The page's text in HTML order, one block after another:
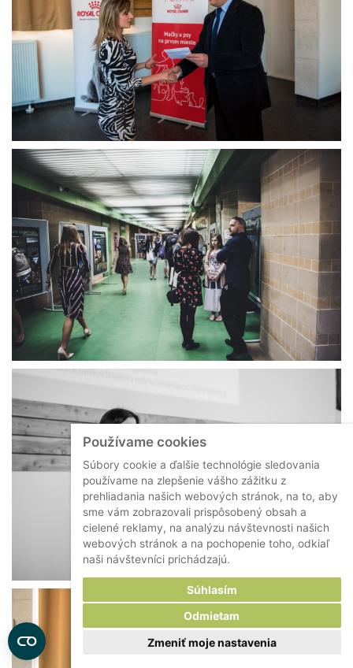
Používame cookies
Súbory cookie a ďalšie technológie sledovania
používame na zlepšenie vášho zážitku z
prehliadania našich webových stránok, na to, aby
sme vám zobrazovali prispôsobený obsah a
cielené reklamy, na analýzu návštevnosti našich
webových stránok a na pochopenie toho, odkiaľ
naši návštevníci prichádzajú.
Súhlasím
Odmietam
Zmeniť moje nastavenia